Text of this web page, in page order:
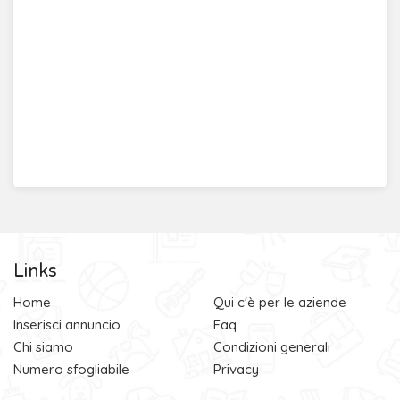
Links
Home
Inserisci annuncio
Chi siamo
Numero sfogliabile
Qui c'è per le aziende
Faq
Condizioni generali
Privacy